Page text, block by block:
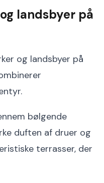
landsbyer på
og landsbyer på
bølgende
duften af druer og
terrasser, der